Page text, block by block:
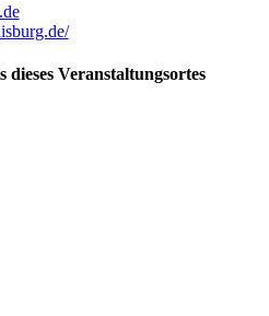
dieses Veranstaltungsortes